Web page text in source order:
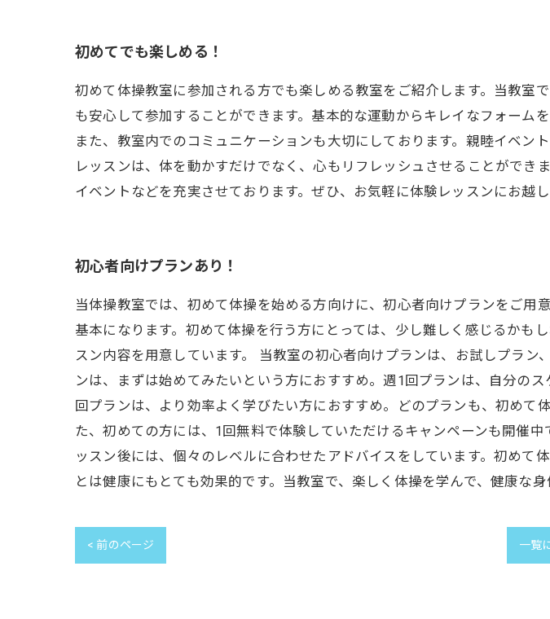
初めてでも楽しめる！
初めて体操教室に参加される方でも楽しめる教室をご紹介します。当教室
も安心して参加することができます。基本的な運動からキレイなフォーム
また、教室内でのコミュニケーションも大切にしております。親睦イベン
レッスンは、体を動かすだけでなく、心もリフレッシュさせることがで
イベントなどを充実させております。ぜひ、お気軽に体験レッスンにお越
初心者向けプランあり！
当体操教室では、初めて体操を始める方向けに、初心者向けプランをご
基本になります。初めて体操を行う方にとっては、少し難しく感じるかも
スン内容を用意しています。 当教室の初心者向けプランは、お試しプラ
ンは、まずは始めてみたいという方におすすめ。週1回プランは、自分の
回プランは、より効率よく学びたい方におすすめ。どのプランも、初めて
た、初めての方には、1回無料で体験していただけるキャンペーンも開催
ッスン後には、個々のレベルに合わせたアドバイスをしています。初めて
とは健康にもとても効果的です。当教室で、楽しく体操を学んで、健康な身
< 前のページ 一覧